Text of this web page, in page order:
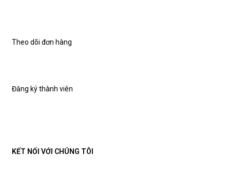
Theo dõi đơn hàng
Đăng ký thành viên
KẾT NỐI VỚI CHÚNG TÔI